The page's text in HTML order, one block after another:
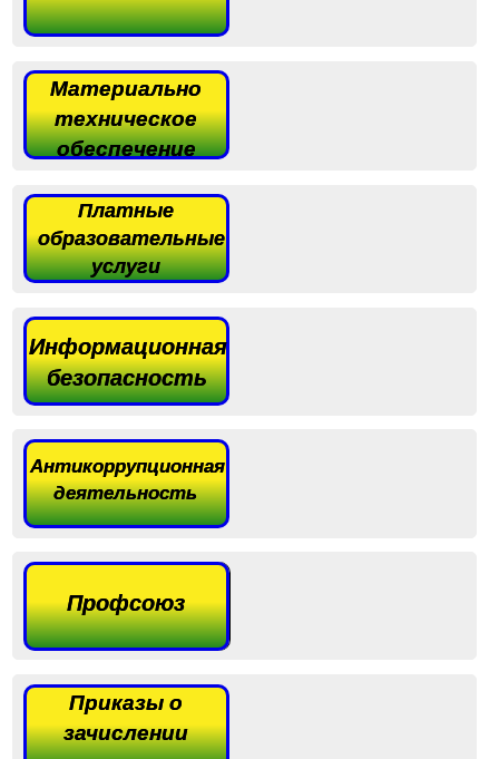
Материально
техническое
обеспечение
Платные
образовательные
услуги
Информационная
безопасность
Антикоррупционная
деятельность
Профсоюз
Приказы о
зачислении